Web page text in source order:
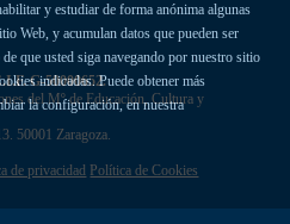
y estudiar de forma anónima algunas
Web, y acumulan datos que pueden ser
que usted siga navegando por nuestro sitio
indicadas. Puede obtener más
la configuración, en nuestra
G-50000652.
del Mº de Educación, Cultura y
50001 Zaragoza.
de privacidad Política de Cookies